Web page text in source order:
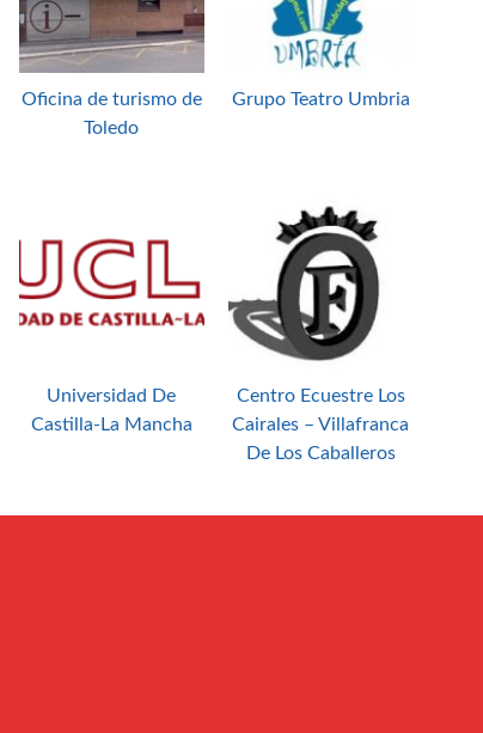
Oficina de turismo de
Toledo
Grupo Teatro Umbria
Universidad De
Castilla-La Mancha
Centro Ecuestre Los
Cairales – Villafranca
De Los Caballeros